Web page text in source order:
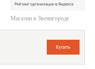
Магазин в Звенигороде